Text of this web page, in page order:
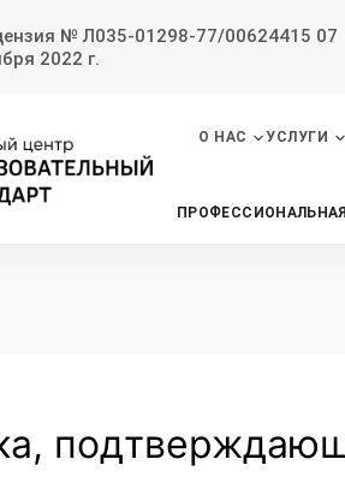
№ Л035-01298-77/00624415 07
2022 г.
О НАС УСЛУГИ